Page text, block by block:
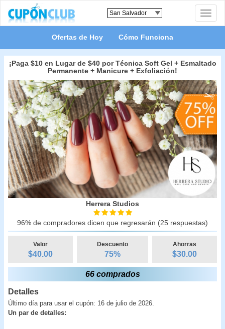
Toggle
Ofertas de Hoy Cómo Funciona
¡Paga $10 en Lugar de $40 por Técnica Soft Gel + Esmaltado
Permanente + Manicure + Exfoliación!
Herrera Studios
96% de compradores dicen que regresarán (25 respuestas)
Valor
$40.00
Descuento
75%
Ahorras
$30.00
66 comprados
Detalles
Último día para usar el cupón: 16 de julio de 2026.
Un par de detalles: